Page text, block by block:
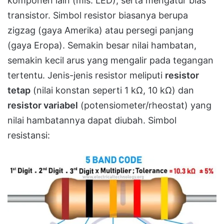
transistor. Simbol resistor biasanya berupa
zigzag (gaya Amerika) atau persegi panjang
(gaya Eropa). Semakin besar nilai hambatan,
semakin kecil arus yang mengalir pada tegangan
tertentu. Jenis-jenis resistor meliputi resistor
tetap (nilai konstan seperti 1 kΩ, 10 kΩ) dan
resistor variabel (potensiometer/rheostat) yang
nilai hambatannya dapat diubah. Simbol
resistansi: